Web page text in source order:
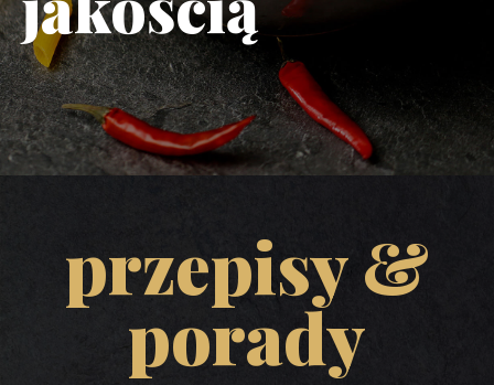
przepisy &
porady